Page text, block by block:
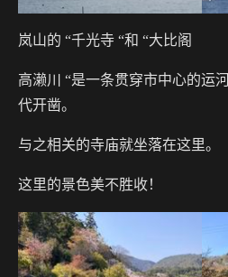
岚山的 “千光寺 “和 “大比阁
高濑川 “是一条贯穿市中心的运
代开凿。
与之相关的寺庙就坐落在这里。
这里的景色美不胜收！